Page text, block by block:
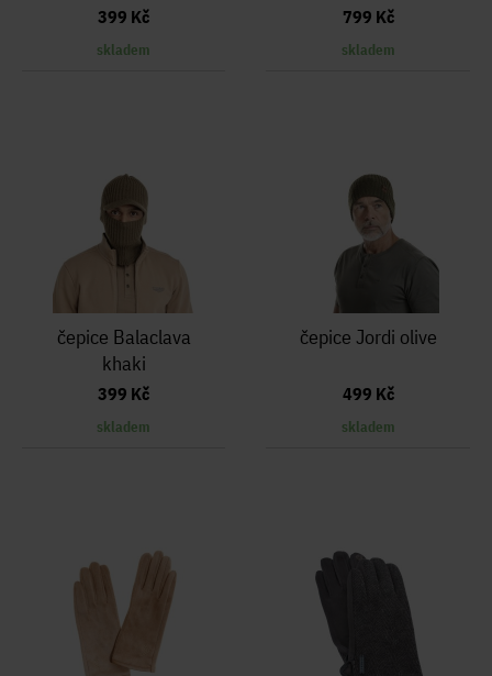
399 Kč
skladem
799 Kč
skladem
čepice Balaclava
khaki
399 Kč
skladem
čepice Jordi olive
499 Kč
skladem